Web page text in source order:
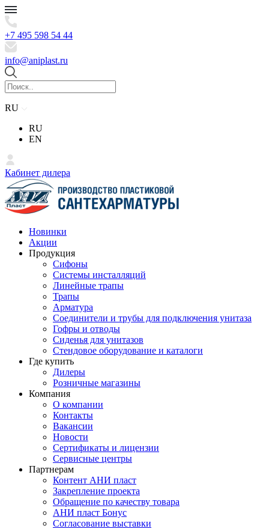
+7 495 598 54 44
info@aniplast.ru
RU
RU
EN
Кабинет дилера
Новинки
Акции
Продукция
Сифоны
Системы инсталляций
Линейные трапы
Трапы
Арматура
Соединители и трубы для подключения унитаза
Гофры и отводы
Сиденья для унитазов
Стендовое оборудование и каталоги
Где купить
Дилеры
Розничные магазины
Компания
О компании
Контакты
Вакансии
Новости
Сертификаты и лицензии
Сервисные центры
Партнерам
Контент АНИ пласт
Закрепление проекта
Обращение по качеству товара
АНИ пласт Бонус
Согласование выставки